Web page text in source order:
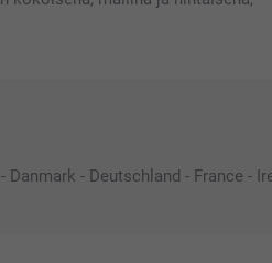
- Danmark - Deutschland - France -